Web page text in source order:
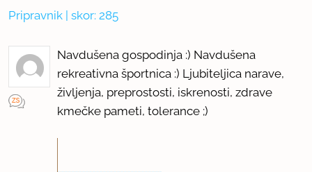
Pripravnik | skor: 285
Navdušena gospodinja :) Navdušena
rekreativna športnica :) Ljubiteljica narave,
življenja, preprostosti, iskrenosti, zdrave
kmečke pameti, tolerance ;)